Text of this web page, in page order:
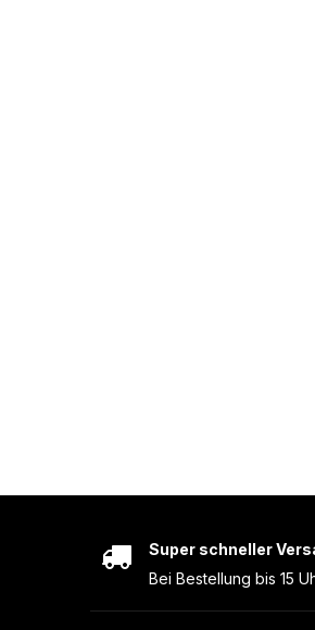
Super schneller
Bei Bestellung bis 15